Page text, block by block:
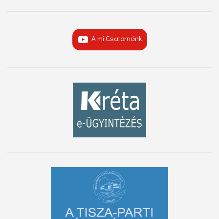
A mi Csatornánk